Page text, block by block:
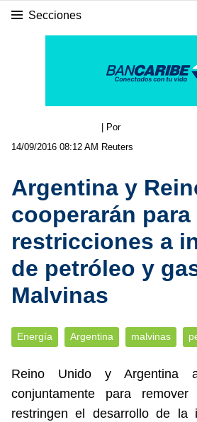
Secciones
14/09/2016 08:12 AM
| Por
Reuters
Argentina y
cooperarán
restricciones a
de petróleo y
Malvinas
Energía Argentina malvinas
Reino Unido y Argentina
conjuntamente para
restringen el desarrollo de la